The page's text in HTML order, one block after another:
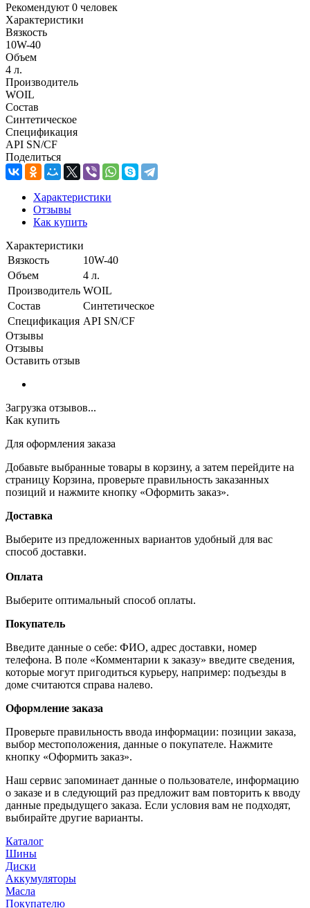
Рекомендуют 0 человек
Характеристики
Вязкость
10W-40
Объем
4 л.
Производитель
WOIL
Состав
Синтетическое
Спецификация
API SN/CF
Поделиться
Характеристики
Отзывы
Как купить
Характеристики
Вязкость
10W-40
Объем
4 л.
Производитель WOIL
Состав
Синтетическое
Спецификация API SN/CF
Отзывы
Отзывы
Оставить отзыв
Загрузка отзывов...
Как купить
Для оформления заказа
Добавьте выбранные товары в корзину, а затем перейдите на
страницу Корзина, проверьте правильность заказанных
позиций и нажмите кнопку «Оформить заказ».
Доставка
Выберите из предложенных вариантов удобный для вас
способ доставки.
Оплата
Выберите оптимальный способ оплаты.
Покупатель
Введите данные о себе: ФИО, адрес доставки, номер
телефона. В поле «Комментарии к заказу» введите сведения,
которые могут пригодиться курьеру, например: подъезды в
доме считаются справа налево.
Оформление заказа
Проверьте правильность ввода информации: позиции заказа,
выбор местоположения, данные о покупателе. Нажмите
кнопку «Оформить заказ».
Наш сервис запоминает данные о пользователе, информацию
о заказе и в следующий раз предложит вам повторить к вводу
данные предыдущего заказа. Если условия вам не подходят,
выбирайте другие варианты.
Каталог
Шины
Диски
Аккумуляторы
Масла
Покупателю